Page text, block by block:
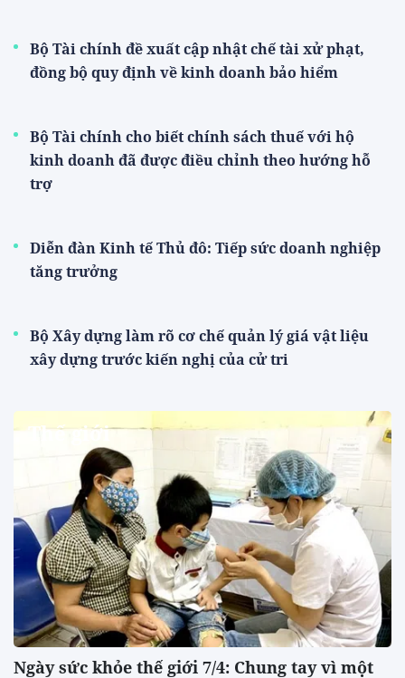
Bộ Tài chính đề xuất cập nhật chế tài xử phạt,
đồng bộ quy định về kinh doanh bảo hiểm
Bộ Tài chính cho biết chính sách thuế với hộ
kinh doanh đã được điều chỉnh theo hướng hỗ
trợ
Diễn đàn Kinh tế Thủ đô: Tiếp sức doanh nghiệp
tăng trưởng
Bộ Xây dựng làm rõ cơ chế quản lý giá vật liệu
xây dựng trước kiến nghị của cử tri
Thế giới
Ngày sức khỏe thế giới 7/4: Chung tay vì một